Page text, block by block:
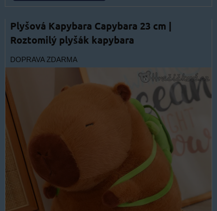
Plyšová Kapybara Capybara 23 cm |
Roztomilý plyšák kapybara
DOPRAVA ZDARMA